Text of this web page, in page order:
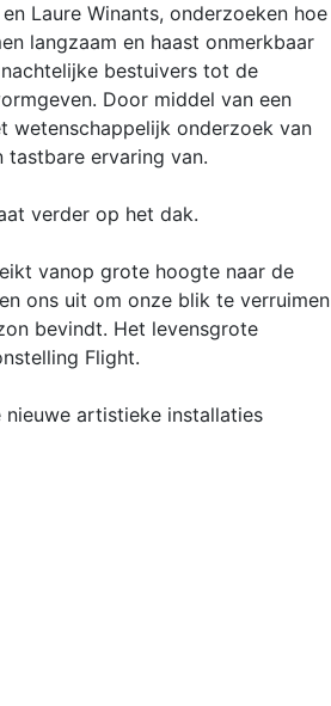
Laure Winants, onderzoeken hoe
langzaam en haast onmerkbaar
bestuivers tot de
Door middel van een
wetenschappelijk onderzoek van
tastbare ervaring van.
verder op het dak.
vanop grote hoogte naar de
ons uit om onze blik te verruimen
bevindt. Het levensgrote
Flight.
artistieke installaties